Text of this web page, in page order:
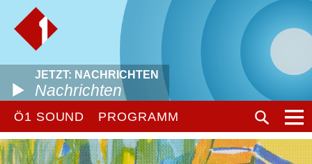
JETZT: NACHRICHTEN
Nachrichten
Ö1 SOUND PROGRAMM